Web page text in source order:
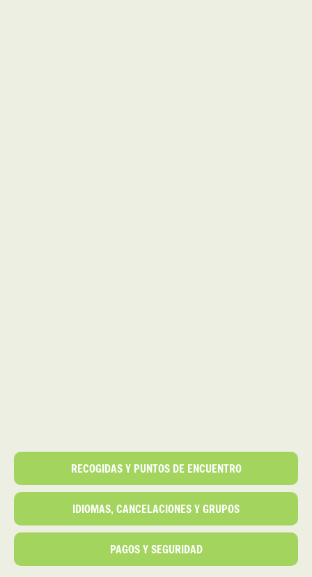
RECOGIDAS Y PUNTOS DE ENCUENTRO
IDIOMAS, CANCELACIONES Y GRUPOS
PAGOS Y SEGURIDAD